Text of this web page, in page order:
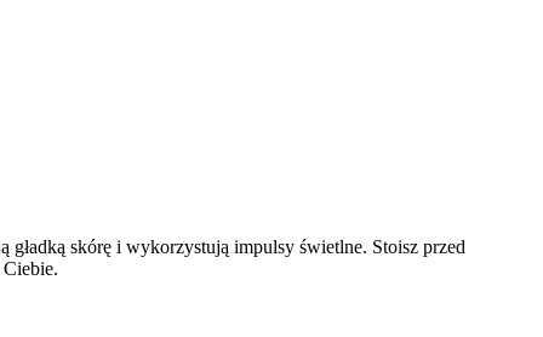
skórę i wykorzystują impulsy świetlne. Stoisz przed